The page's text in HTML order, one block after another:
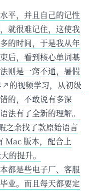
平，并且自己的记性
就很难记住，这使我
的时间，于是我从年
后，看到核心单词基
则是一窍不通，暑假
的视频学习，从初级
的，不敢说有多深
法有了全新的理解。
之余找了款原始语言
Mac 版本，配合上
的提升。
都是些电子厂、客服
业。而且每天都要定